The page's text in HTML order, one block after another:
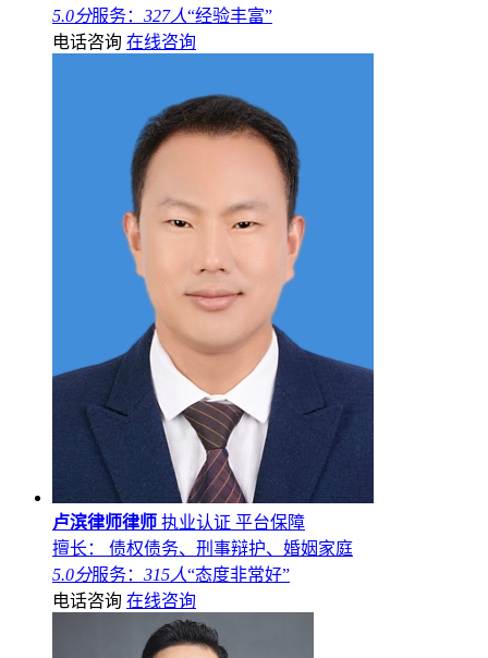
5.0分服务： 327人“经验丰富”
电话咨询 在线咨询
卢滨律师律师 执业认证 平台保障
擅长： 债权债务、刑事辩护、婚姻家庭
5.0分服务： 315人“态度非常好”
电话咨询 在线咨询